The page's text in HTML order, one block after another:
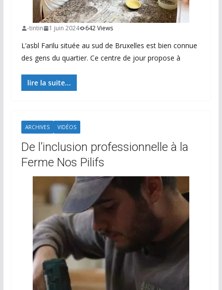
-tintin 1 juin 2024 642 Views
L’asbl Farilu située au sud de Bruxelles est bien connue
des gens du quartier. Ce centre de jour propose à
lire la suite...
ARCHIVES VIDÉOS
De l’inclusion professionnelle à la
Ferme Nos Pilifs